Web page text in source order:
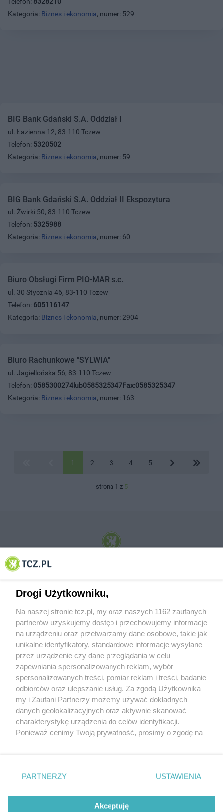
Kategoria: Biznes i ekonomia, numer: 529
BIG Bank Gdański S.A. Oddział I
ul. Łazienna 12, 83-110 Tczew
Telefon: 5320502
Kategoria: Biznes i ekonomia, numer: 59
BIG Bank Gdański S.A. Oddział II Ekspozytura
ul. Żwirki 50, 83-110 Tczew
Telefon: 5325988
Kategoria: Biznes i ekonomia, numer: 60
Biuro Obsługi Firm PIO-MAR s.c.
ul. 30 Stycznia 46, 83-110 Tczew
Telefon: 605116147
Kategoria: Biznes i ekonomia, numer: 2904
Biuro Rachunkowe "SYLWIA"
ul. Jagiellońska 56, 83-110 Tczew
Telefon: 0585300274lub0585325347Fax:0585325347
Kategoria: Biznes i ekonomia, numer: 163
1 2 3 4 5
strona 1 z 5
© 2001-2026 Tczew - TCZ.PL Sp. z o.o. Internetowy Serwis Informacyjny Miasta
O FIRMIE POLITYKA PRYWATNOŚCI HOSTING
REKLAMA WSPÓŁPRACA RSS FACEBOOK KONTAKT
Nasze serwisy
Aktualności
Tcz24
Historia miasta
Muzyka i kultura
Archiwum wydarzeń
Zdjęcia miasta
Drogi Użytkowniku,
Na naszej stronie tcz.pl, my oraz naszych 1162 zaufanych
partnerów uzyskujemy dostęp i przechowujemy informacje
na urządzeniu oraz przetwarzamy dane osobowe, takie jak
unikalne identyfikatory, standardowe informacje wysyłane
przez urządzenie czy dane przeglądania w celu
zapewniania spersonalizowanych reklam, wybór
spersonalizowanych treści, pomiar reklam i treści, badanie
odbiorców oraz ulepszanie usług. Za zgodą Użytkownika
my i Zaufani Partnerzy możemy używać dokładnych
danych geolokalizacyjnych oraz aktywnie skanować
charakterystykę urządzenia do celów identyfikacji.
Ponieważ cenimy Twoją prywatność, prosimy o zgodę na
znajdujący się w lewym dolnym rogu strony
. Niektóre
PARTNERZY USTAWIENIA
Akceptuję